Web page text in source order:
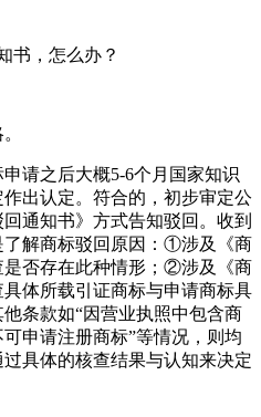
书，怎么办？
请之后大概5-6个月国家知识
出认定。符合的，初步审定公
通知书》方式告知驳回。收到
解商标驳回原因：①涉及《商
否存在此种情形；②涉及《商
体所载引证商标与申请商标具
条款如“因营业执照中包含商
申请注册商标”等情况，则均
具体的核查结果与认知来决定